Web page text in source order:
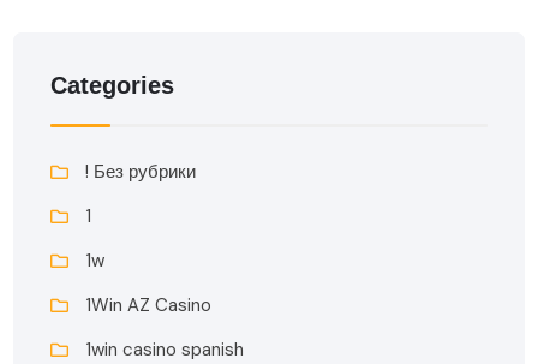
Categories
! Без рубрики
1
1w
1Win AZ Casino
1win casino spanish